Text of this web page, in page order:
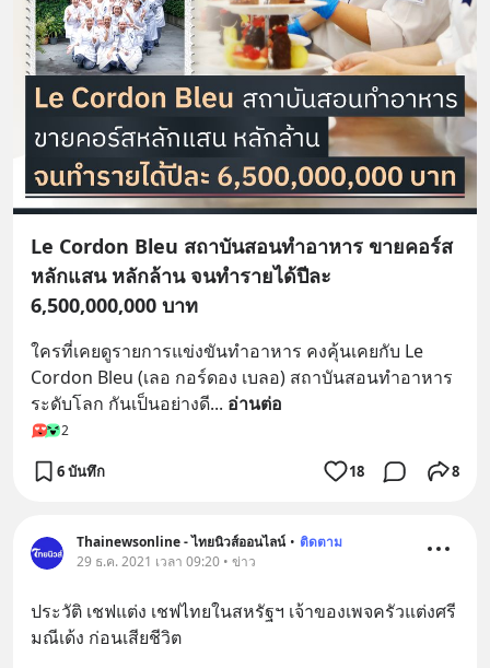
Le Cordon Bleu สถาบันสอนทำอาหาร ขายคอร์ส
หลักแสน หลักล้าน จนทำรายได้ปีละ
6,500,000,000 บาท
ใครที่เคยดูรายการแข่งขันทำอาหาร คงคุ้นเคยกับ Le
Cordon Bleu (เลอ กอร์ดอง เบลอ) สถาบันสอนทำอาหาร
ระดับโลก กันเป็นอย่างดี... อ่านต่อ
2
6 บันทึก 18 8
Thainewsonline - ไทยนิวส์ออนไลน์ • ติดตาม
29 ธ.ค. 2021 เวลา 09:20 • ข่าว
ประวัติ เชฟแต่ง เชฟไทยในสหรัฐฯ เจ้าของเพจครัวแต่งศรี
มณีเด้ง ก่อนเสียชีวิต